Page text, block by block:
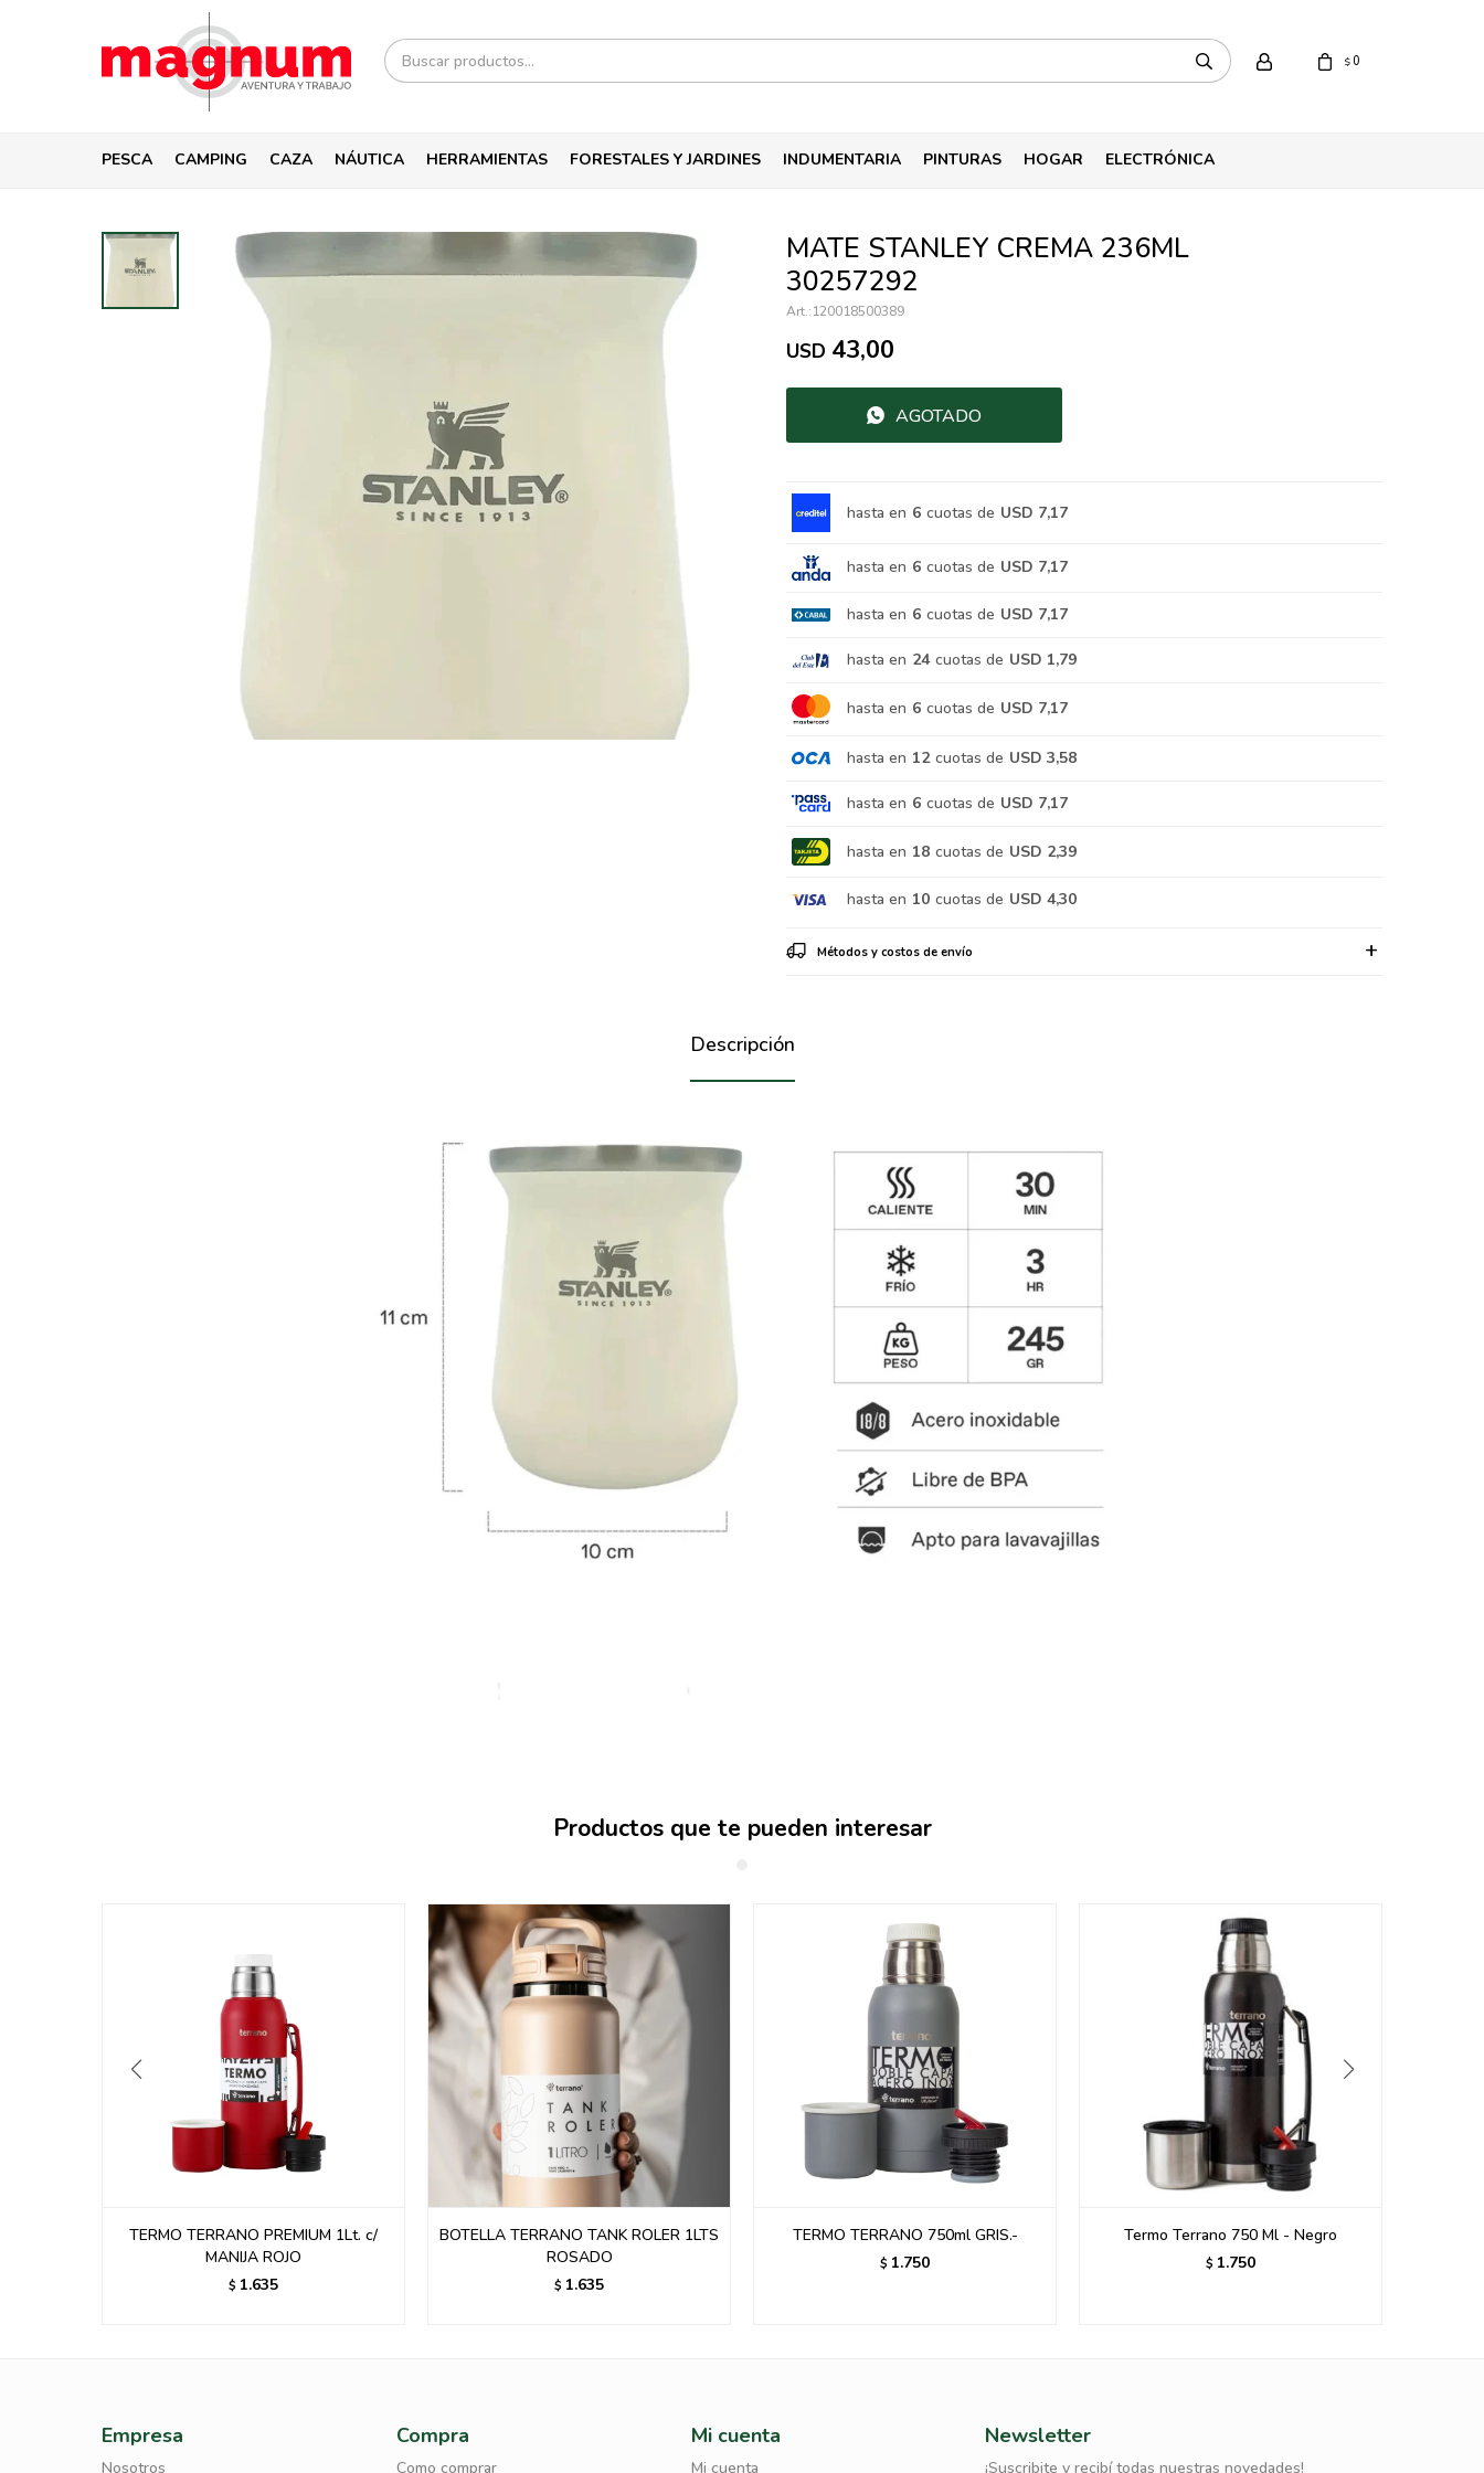
PESCA CAMPING CAZA NÁUTICA HERRAMIENTAS FORESTALES Y JARDINES INDUMENTARIA PINTURAS HOGAR ELECTRÓNICA
$ 0
MATE STANLEY CREMA 236ML
30257292
120018500389
USD 43,00
AGOTADO
hasta en 6 cuotas de USD 7,17
hasta en 6 cuotas de USD 7,17
hasta en 6 cuotas de USD 7,17
hasta en 24 cuotas de USD 1,79
hasta en 6 cuotas de USD 7,17
hasta en 12 cuotas de USD 3,58
hasta en 6 cuotas de USD 7,17
hasta en 18 cuotas de USD 2,39
hasta en 10 cuotas de USD 4,30
Métodos y costos de envío
Descripción
Productos que te pueden interesar
BOTELLA TERRANO TANK ROLER 1LTS
ROSADO
$ 1.635
TERMO TERRANO 750ml GRIS.-
$ 1.750
Termo Terrano 750 Ml - Negro
$ 1.750
TAZA TERMICA STANLEY CLASICC
CAMP MUG 8OZ CREAM
Empresa
Nosotros
Compra
Como comprar
Mi cuenta
Mi cuenta
Newsletter
¡Suscribite y recibí todas nuestras novedades!